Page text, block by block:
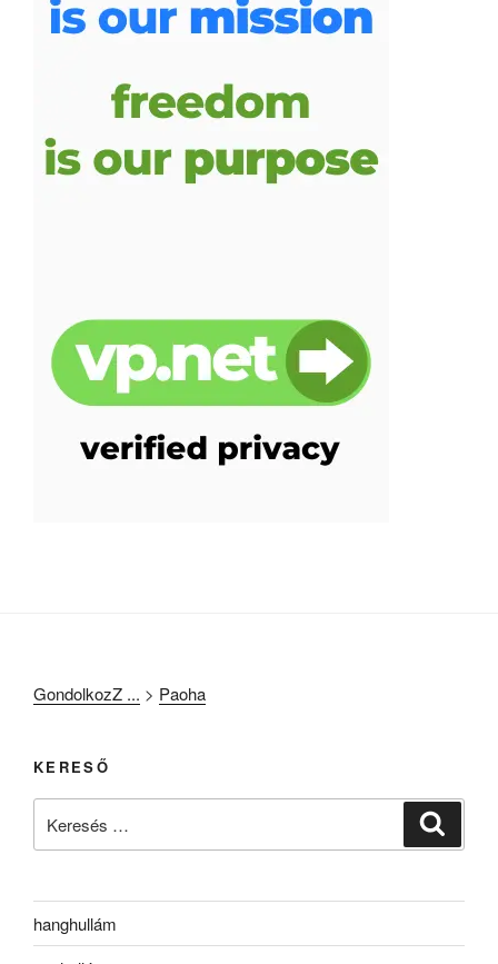
GondolkozZ ... > Paoha
KERESŐ
hanghullám